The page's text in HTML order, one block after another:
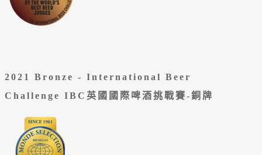
2021 Bronze - International Beer
Challenge IBC英國國際啤酒挑戰賽-銅牌